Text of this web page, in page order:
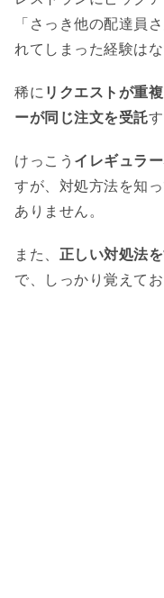
「さっき他の配達員
れてしまった経験は
稀にリクエストが重複
ーが同じ注文を受託
けっこう イレギュラ
すが、対処方法を知
ありません。
また、 正しい対処法
で、しっかり覚えて